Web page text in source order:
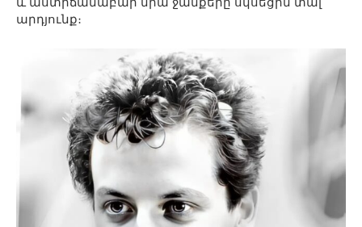
արդյունք։